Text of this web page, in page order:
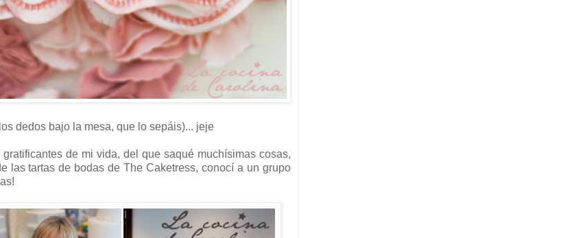
dedos bajo la mesa, que lo sepáis)... jeje
gratificantes de mi vida, del que saqué muchísimas cosas,
las tartas de bodas de The Caketress, conocí a un grupo